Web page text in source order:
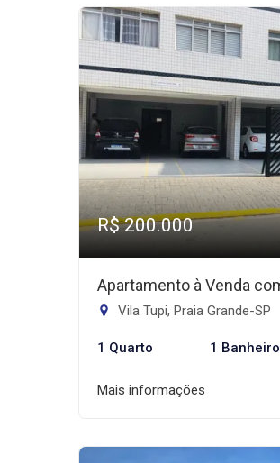
R$ 200.000
Apartamento à Venda
Vila Tupi, Praia Grande-SP
1 Quarto 1 Banheiro
Mais informações